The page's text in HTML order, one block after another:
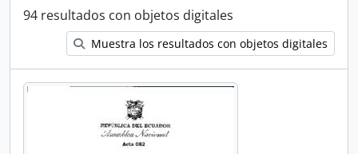
94 resultados con objetos digitales
Muestra los resultados con objetos digitales